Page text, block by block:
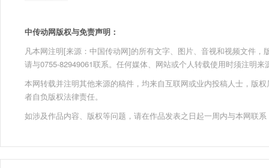
中传动网版权与免责声明：
凡本网注明[来源：中国传动网]的所有文字、图片、音视和视频文件
请与0755-82949061联系。任何媒体、网站或个人转载使用时须注明
本网转载并注明其他来源的稿件，均来自互联网或业内投稿人士，版
者自负版权法律责任。
如涉及作品内容、版权等问题，请在作品发表之日起一周内与本网联